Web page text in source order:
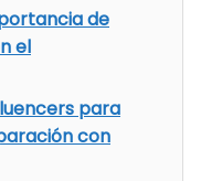
de
el
para
con